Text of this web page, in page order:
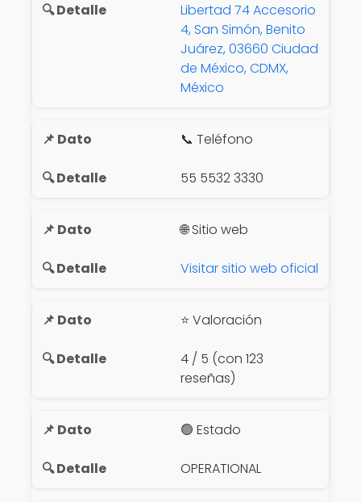
Libertad 74 Accesorio
4, San Simón, Benito
Juárez, 03660 Ciudad
de México, CDMX,
México
📞 Teléfono
55 5532 3330
🌐 Sitio web
Visitar sitio web oficial
⭐ Valoración
4 / 5 (con 123
reseñas)
🟢 Estado
OPERATIONAL